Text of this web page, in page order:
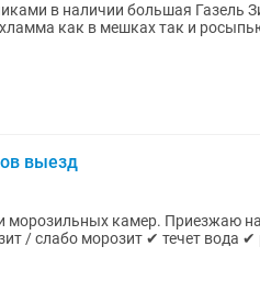
в наличии большая Газель Зил
как в мешках так и
выезд
морозильных камер. Приезжаю
/ слабо морозит ✔ течет вода ✔